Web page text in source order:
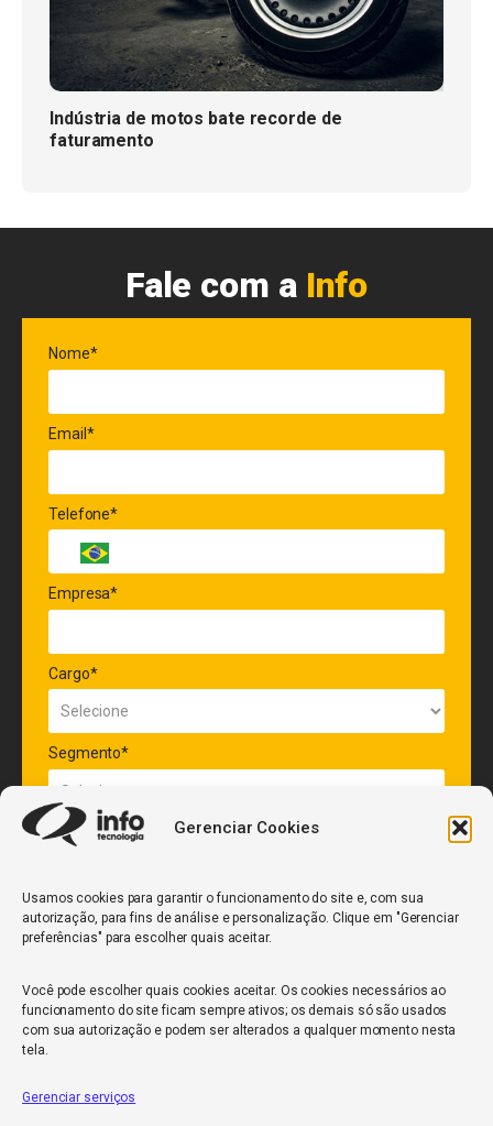
Gerenciar Cookies
Usamos cookies para garantir o funcionamento do site e, com sua
autorização, para fins de análise e personalização. Clique em "Gerenciar
preferências" para escolher quais aceitar.
Você pode escolher quais cookies aceitar. Os cookies necessários ao
funcionamento do site ficam sempre ativos; os demais só são usados
com sua autorização e podem ser alterados a qualquer momento nesta
tela.
Gerenciar serviços
Indústria de motos bate recorde de
faturamento
Fale com a Info
Nome*
Email*
Telefone*
Empresa*
Cargo*
Segmento*
Quantidade de veículos da frota*
ENVIAR